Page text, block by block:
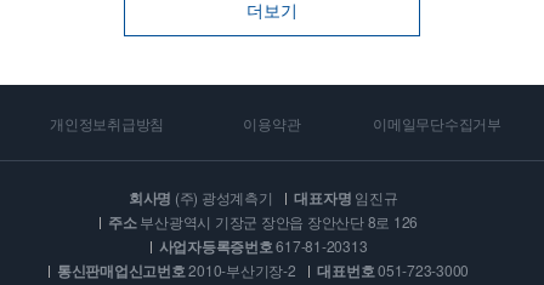
더보기
개인정보취급방침 이용약관 이메일무단수집거부
회사명 (주) 광성계측기 대표자명 임진규
주소부산광역시 기장군 장안읍 장안산단 8로 126
사업자등록증번호617-81-20313
통신판매업신고번호2010-부산기장-2 대표번호051-723-3000